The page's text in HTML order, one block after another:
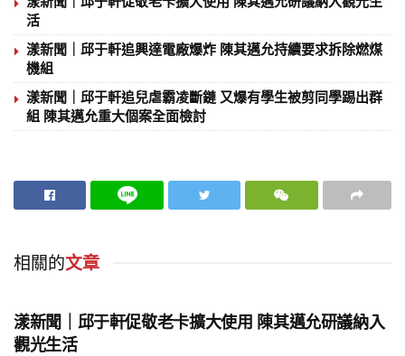
活
漾新聞｜邱于軒追興達電廠爆炸 陳其邁允持續要求拆除燃煤
機組
漾新聞｜邱于軒追兒虐霸凌斷鏈 又爆有學生被剪同學踢出群
組 陳其邁允重大個案全面檢討
相關的文章
漾新聞｜邱于軒促敬老卡擴大使用 陳其邁允研議納入
觀光生活